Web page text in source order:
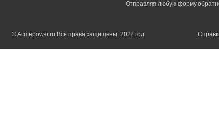
Отправляя любую форму
© Acmepower.ru Все права защищены. 2022 год